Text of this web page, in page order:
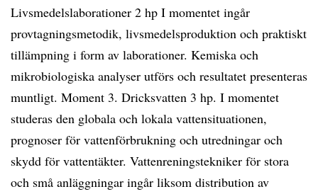
Livsmedelslaborationer 2 hp I momentet ingår
provtagningsmetodik, livsmedelsproduktion och praktiskt
tillämpning i form av laborationer. Kemiska och
mikrobiologiska analyser utförs och resultatet presenteras
muntligt. Moment 3. Dricksvatten 3 hp. I momentet
studeras den globala och lokala vattensituationen,
prognoser för vattenförbrukning och utredningar och
skydd för vattentäkter. Vattenreningstekniker för stora
och små anläggningar ingår liksom distribution av